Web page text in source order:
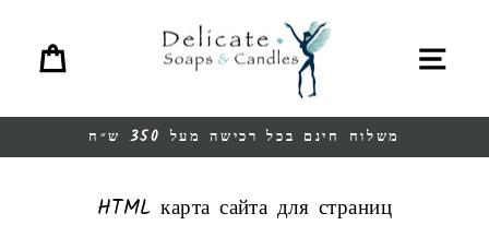
содержанию
Остановить
משלוח חינם בכל רכישה מעל 350 ש״ח
HTML карта сайта для страниц